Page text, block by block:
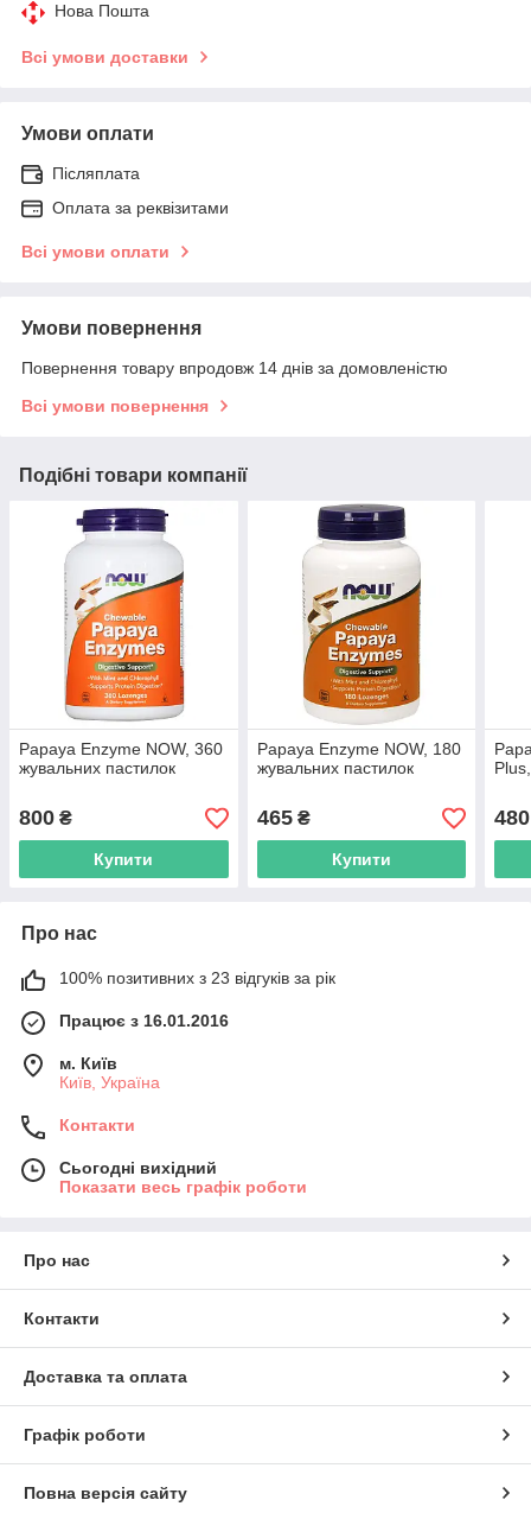
Нова Пошта
Всі умови доставки
Умови оплати
Післяплата
Оплата за реквізитами
Всі умови оплати
Умови повернення
Повернення товару впродовж 14 днів за домовленістю
Всі умови повернення
Подібні товари компанії
Papaya Enzyme NOW, 360
жувальних пастилок
800 ₴
Купити
Papaya Enzyme NOW, 180
жувальних пастилок
465₴
Купити
480
Про нас
100% позитивних з 23 відгуків за рік
Працює з 16.01.2016
м. Київ
Київ, Україна
Контакти
Сьогодні вихідний
Показати весь графік роботи
Про нас
Контакти
Доставка та оплата
Графік роботи
Повна версія сайту